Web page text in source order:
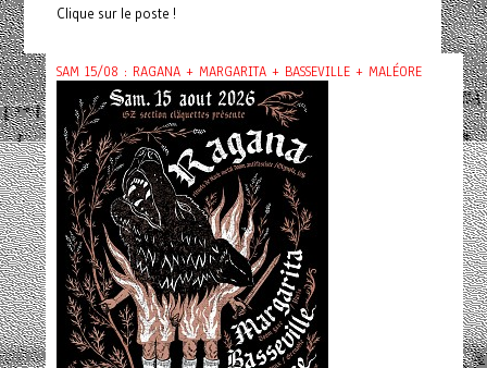
Clique sur le poste !
SAM 15/08 : RAGANA + MARGARITA + BASSEVILLE + MALÉORE